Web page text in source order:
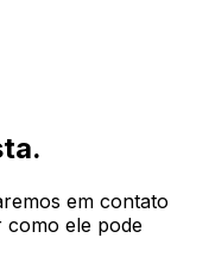
em contato
como ele pode